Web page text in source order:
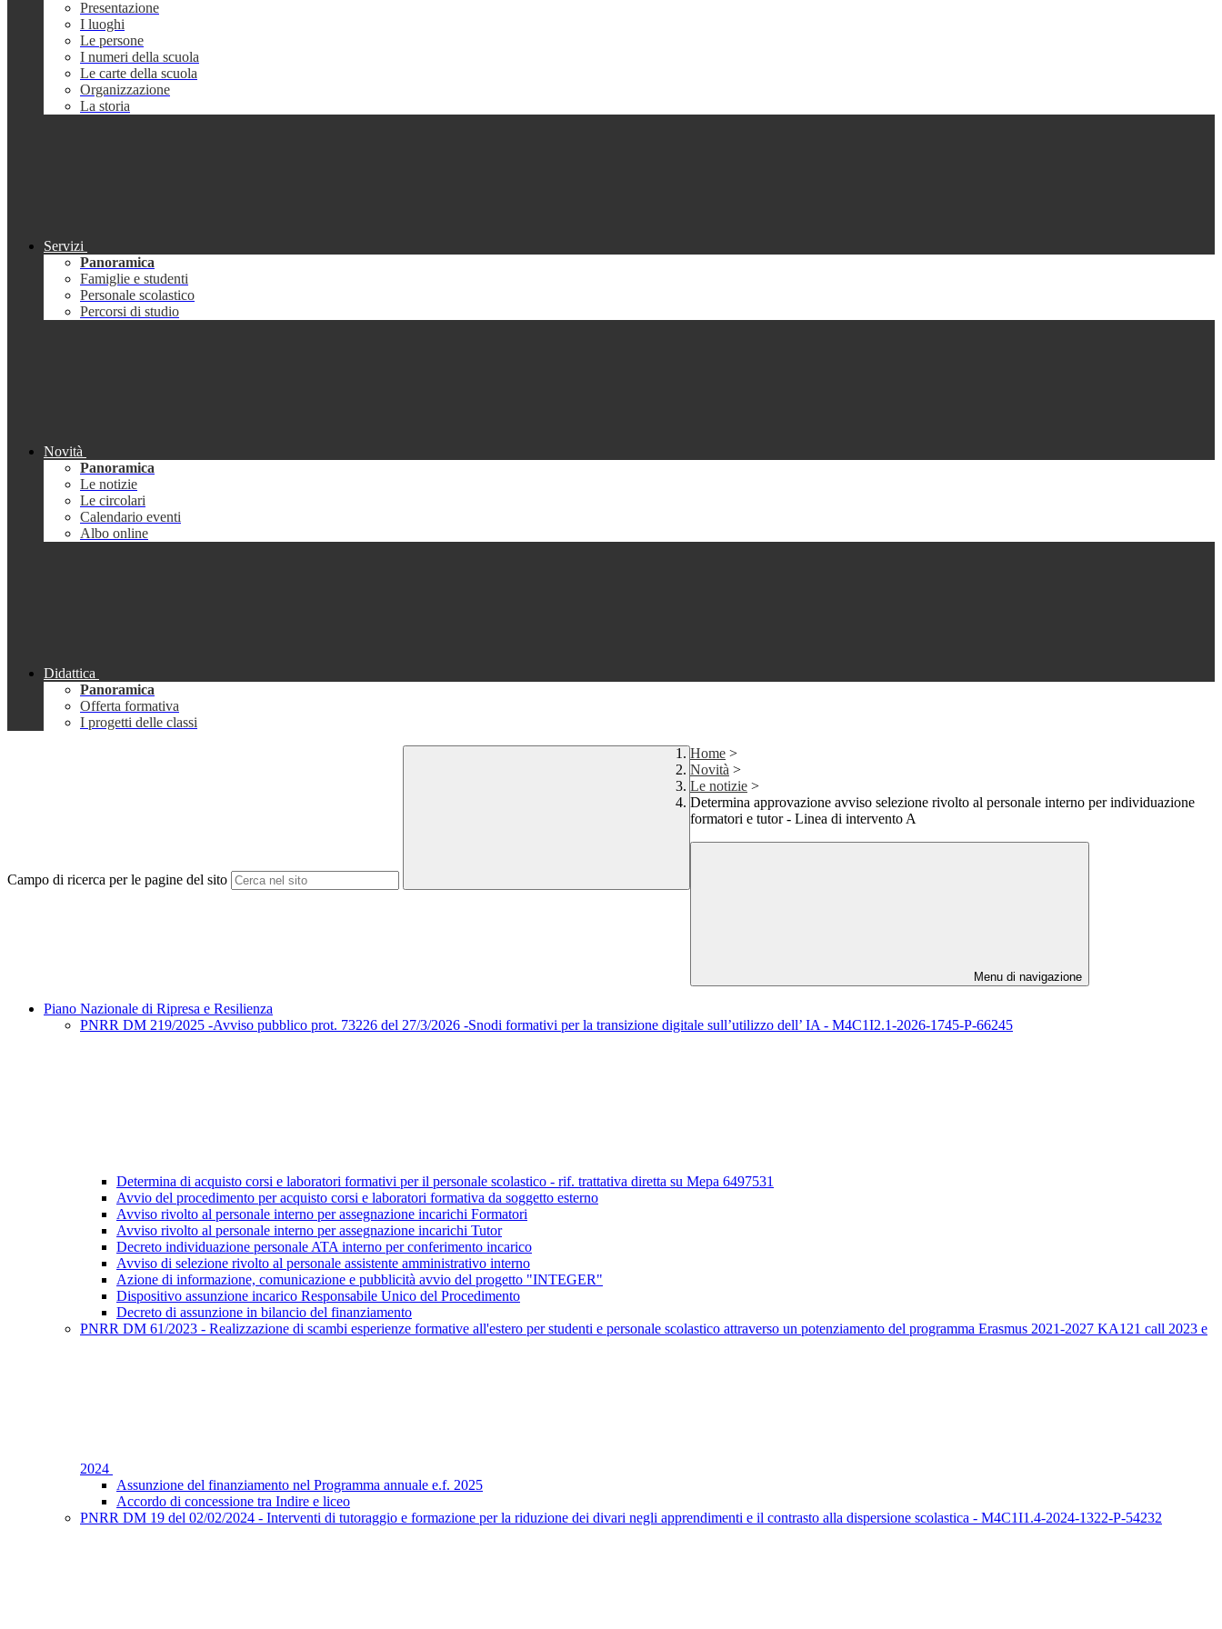
Presentazione
I luoghi
Le persone
I numeri della scuola
Le carte della scuola
Organizzazione
La storia
Servizi
Panoramica
Famiglie e studenti
Personale scolastico
Percorsi di studio
Novità
Panoramica
Le notizie
Le circolari
Calendario eventi
Albo online
Didattica
Panoramica
Offerta formativa
I progetti delle classi
Campo di ricerca per le pagine del sito
Home >
Novità >
Le notizie >
Determina approvazione avviso selezione rivolto al personale interno per individuazione
formatori e tutor - Linea di intervento A
Menu di navigazione
Piano Nazionale di Ripresa e Resilienza
PNRR DM 219/2025 -Avviso pubblico prot. 73226 del 27/3/2026 -Snodi formativi per la transizione digitale sull’utilizzo dell’ IA - M4C1I2.1-2026-1745-P-66245
Determina di acquisto corsi e laboratori formativi per il personale scolastico - rif. trattativa diretta su Mepa 6497531
Avvio del procedimento per acquisto corsi e laboratori formativa da soggetto esterno
Avviso rivolto al personale interno per assegnazione incarichi Formatori
Avviso rivolto al personale interno per assegnazione incarichi Tutor
Decreto individuazione personale ATA interno per conferimento incarico
Avviso di selezione rivolto al personale assistente amministrativo interno
Azione di informazione, comunicazione e pubblicità avvio del progetto "INTEGER"
Dispositivo assunzione incarico Responsabile Unico del Procedimento
Decreto di assunzione in bilancio del finanziamento
PNRR DM 61/2023 - Realizzazione di scambi esperienze formative all'estero per studenti e personale scolastico attraverso un potenziamento del programma Erasmus 2021-2027 KA121 call 2023 e
2024
Assunzione del finanziamento nel Programma annuale e.f. 2025
Accordo di concessione tra Indire e liceo
PNRR DM 19 del 02/02/2024 - Interventi di tutoraggio e formazione per la riduzione dei divari negli apprendimenti e il contrasto alla dispersione scolastica - M4C1I1.4-2024-1322-P-54232